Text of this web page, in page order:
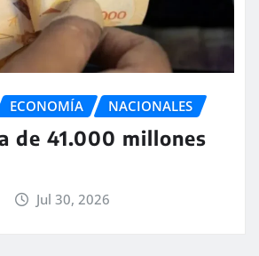
ECONOMÍA NACIONALES
de 41.000 millones
Jul 30, 2026